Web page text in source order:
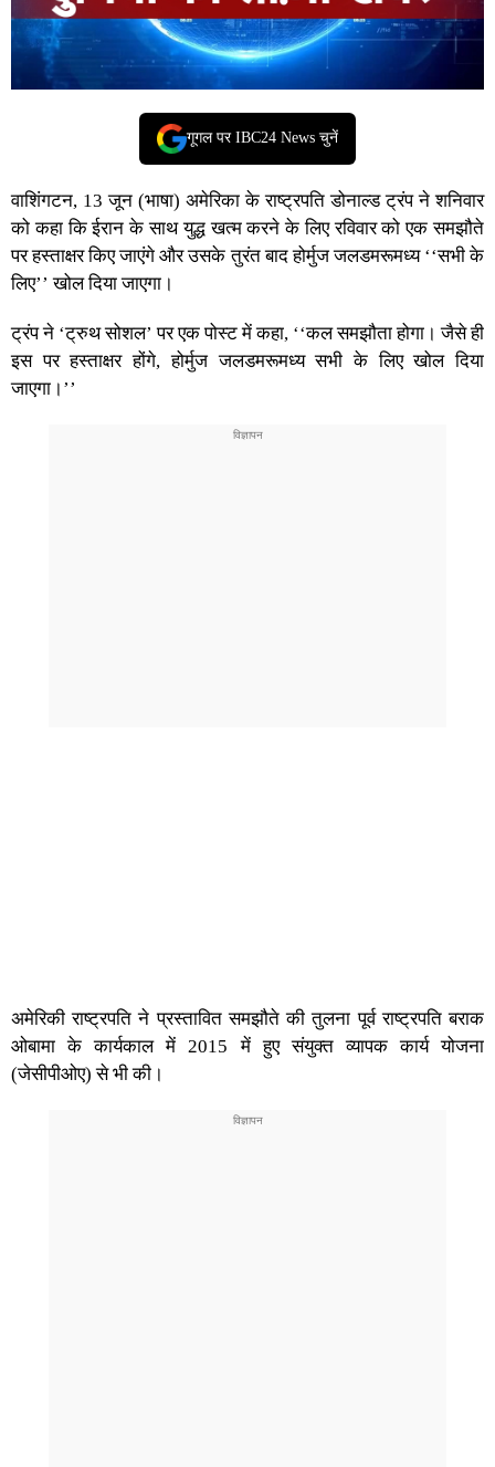
गूगल पर IBC24 News चुनें
वाशिंगटन, 13 जून (भाषा) अमेरिका के राष्ट्रपति डोनाल्ड ट्रंप ने शनिवार
को कहा कि ईरान के साथ युद्ध खत्म करने के लिए रविवार को एक समझौते
पर हस्ताक्षर किए जाएंगे और उसके तुरंत बाद होर्मुज जलडमरूमध्य ‘‘सभी के
लिए’’ खोल दिया जाएगा।
ट्रंप ने ‘ट्रुथ सोशल’ पर एक पोस्ट में कहा, ‘‘कल समझौता होगा। जैसे ही
इस पर हस्ताक्षर होंगे, होर्मुज जलडमरूमध्य सभी के लिए खोल दिया
जाएगा।’’
अमेरिकी राष्ट्रपति ने प्रस्तावित समझौते की तुलना पूर्व राष्ट्रपति बराक
ओबामा के कार्यकाल में 2015 में हुए संयुक्त व्यापक कार्य योजना
(जेसीपीओए) से भी की।